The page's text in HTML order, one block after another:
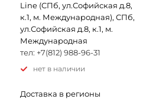
Line (СПб, ул.Софийская д.8,
к.1, м. Международная), СПб,
ул.Софийская д.8, к.1, м.
Международная
тел: +7(812) 988-96-31
Нет в наличии
Доставка в регионы